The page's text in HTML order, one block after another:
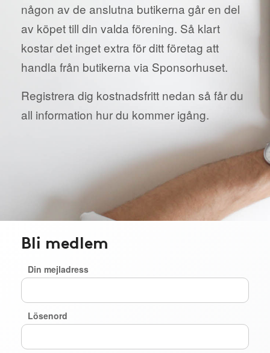
någon av de anslutna butikerna går en del
av köpet till din valda förening. Så klart
kostar det inget extra för ditt företag att
handla från butikerna via Sponsorhuset.
Registrera dig kostnadsfritt nedan så får du
all information hur du kommer igång.
Bli medlem
Din mejladress
Lösenord